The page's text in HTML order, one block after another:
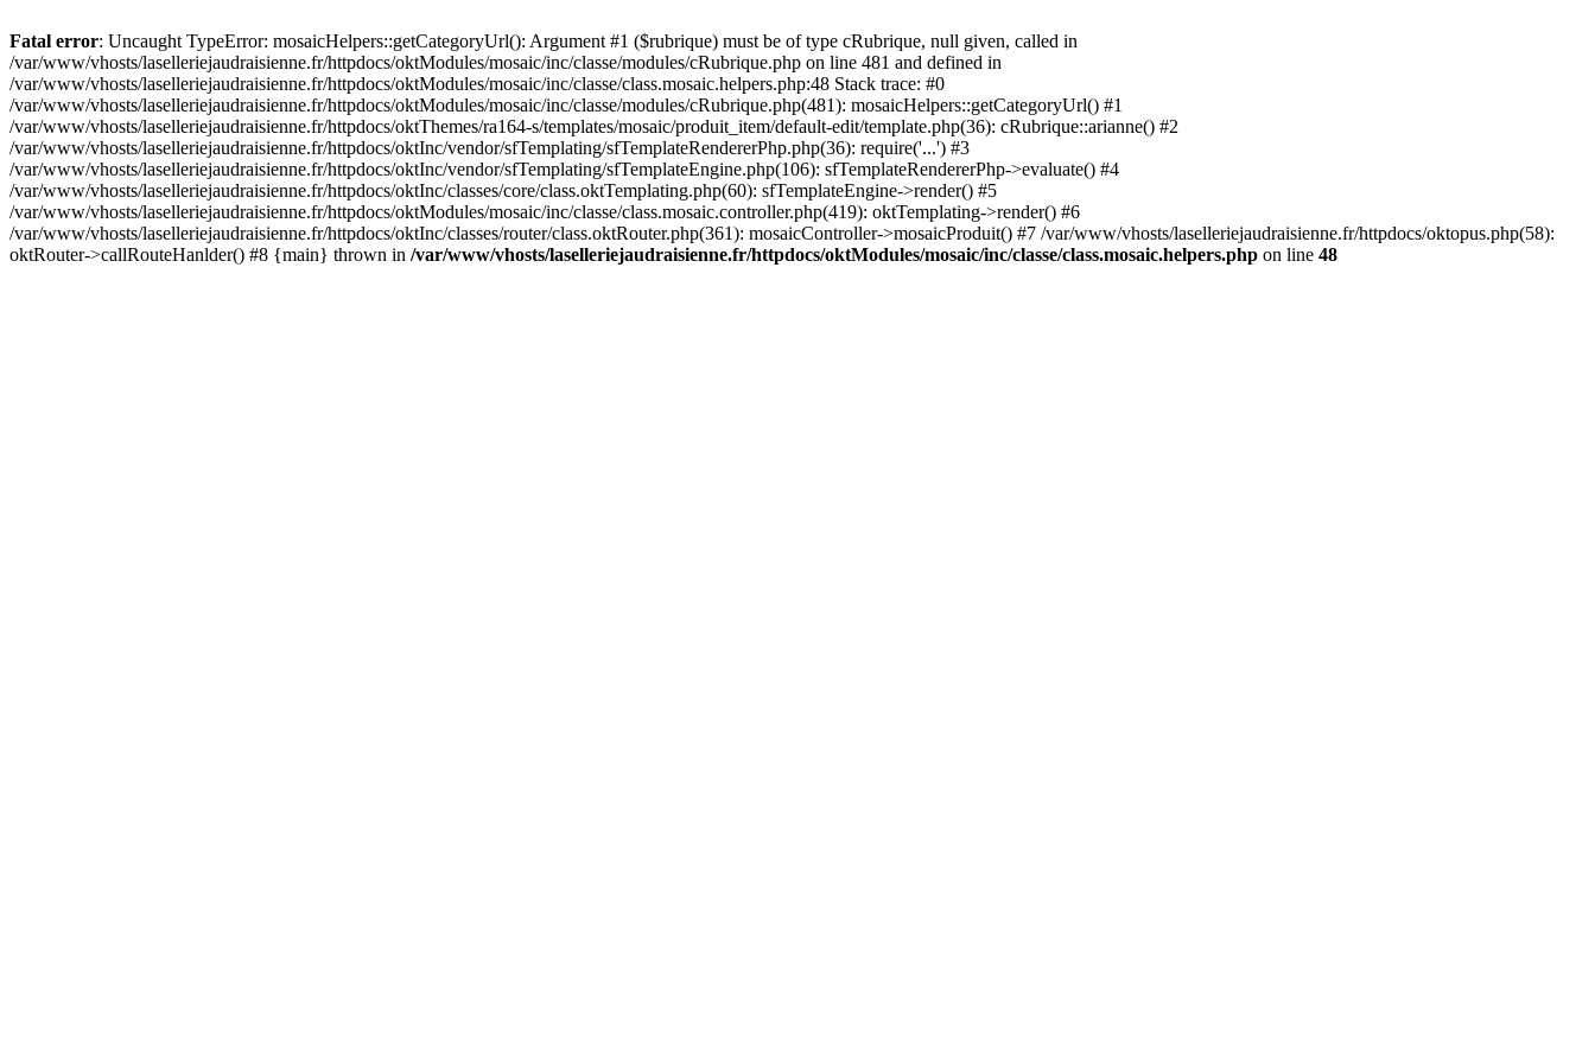
Fatal error: Uncaught TypeError: mosaicHelpers::getCategoryUrl(): Argument #1 ($rubrique) must be of type cRubrique, null given, called in
/var/www/vhosts/laselleriejaudraisienne.fr/httpdocs/oktModules/mosaic/inc/classe/modules/cRubrique.php on line 481 and defined in
/var/www/vhosts/laselleriejaudraisienne.fr/httpdocs/oktModules/mosaic/inc/classe/class.mosaic.helpers.php:48 Stack trace: #0
/var/www/vhosts/laselleriejaudraisienne.fr/httpdocs/oktModules/mosaic/inc/classe/modules/cRubrique.php(481): mosaicHelpers::getCategoryUrl() #1
/var/www/vhosts/laselleriejaudraisienne.fr/httpdocs/oktThemes/ra164-s/templates/mosaic/produit_item/default-edit/template.php(36): cRubrique::arianne() #2
/var/www/vhosts/laselleriejaudraisienne.fr/httpdocs/oktInc/vendor/sfTemplating/sfTemplateRendererPhp.php(36): require('...') #3
/var/www/vhosts/laselleriejaudraisienne.fr/httpdocs/oktInc/vendor/sfTemplating/sfTemplateEngine.php(106): sfTemplateRendererPhp->evaluate() #4
/var/www/vhosts/laselleriejaudraisienne.fr/httpdocs/oktInc/classes/core/class.oktTemplating.php(60): sfTemplateEngine->render() #5
/var/www/vhosts/laselleriejaudraisienne.fr/httpdocs/oktModules/mosaic/inc/classe/class.mosaic.controller.php(419): oktTemplating->render() #6
/var/www/vhosts/laselleriejaudraisienne.fr/httpdocs/oktInc/classes/router/class.oktRouter.php(361): mosaicController->mosaicProduit() #7 /var/www/vhosts/laselleriejaudraisienne.fr/httpdocs/oktopus.php(58):
oktRouter->callRouteHanlder() #8 {main} thrown in /var/www/vhosts/laselleriejaudraisienne.fr/httpdocs/oktModules/mosaic/inc/classe/class.mosaic.helpers.php on line 48